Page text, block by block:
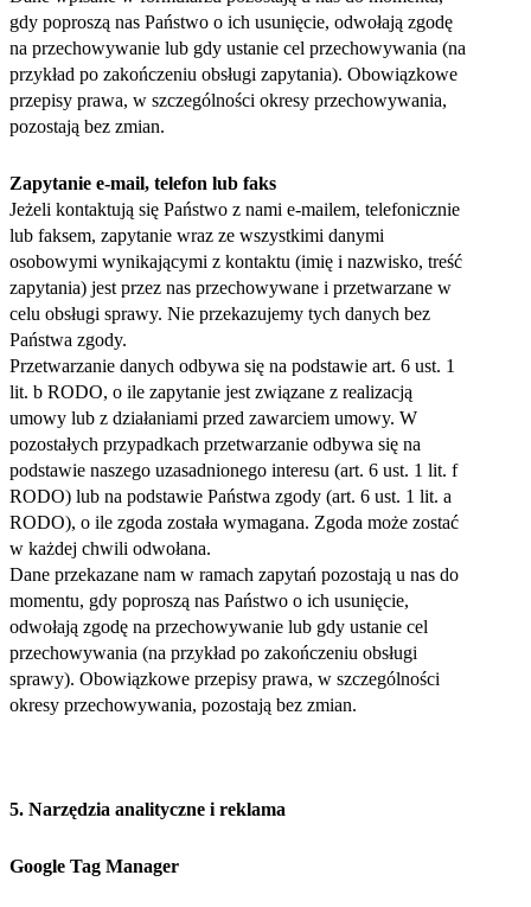
gdy poproszą nas Państwo o ich usunięcie, odwołają zgodę
na przechowywanie lub gdy ustanie cel przechowywania (na
przykład po zakończeniu obsługi zapytania). Obowiązkowe
przepisy prawa, w szczególności okresy przechowywania,
pozostają bez zmian.
Zapytanie e-mail, telefon lub faks
Jeżeli kontaktują się Państwo z nami e-mailem, telefonicznie
lub faksem, zapytanie wraz ze wszystkimi danymi
osobowymi wynikającymi z kontaktu (imię i nazwisko, treść
zapytania) jest przez nas przechowywane i przetwarzane w
celu obsługi sprawy. Nie przekazujemy tych danych bez
Państwa zgody.
Przetwarzanie danych odbywa się na podstawie art. 6 ust. 1
lit. b RODO, o ile zapytanie jest związane z realizacją
umowy lub z działaniami przed zawarciem umowy. W
pozostałych przypadkach przetwarzanie odbywa się na
podstawie naszego uzasadnionego interesu (art. 6 ust. 1 lit. f
RODO) lub na podstawie Państwa zgody (art. 6 ust. 1 lit. a
RODO), o ile zgoda została wymagana. Zgoda może zostać
w każdej chwili odwołana.
Dane przekazane nam w ramach zapytań pozostają u nas do
momentu, gdy poproszą nas Państwo o ich usunięcie,
odwołają zgodę na przechowywanie lub gdy ustanie cel
przechowywania (na przykład po zakończeniu obsługi
sprawy). Obowiązkowe przepisy prawa, w szczególności
okresy przechowywania, pozostają bez zmian.
5. Narzędzia analityczne i reklama
Google Tag Manager